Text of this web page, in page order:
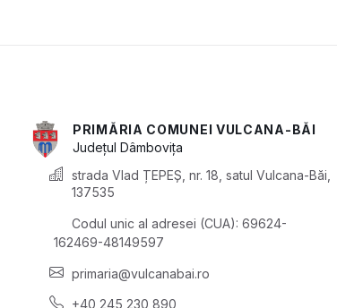
PRIMĂRIA COMUNEI VULCANA-BĂI
JudețulDâmbovița
strada Vlad ȚEPEȘ, nr. 18, satul Vulcana-Băi,
137535
Codul unic al adresei (CUA): 69624-
162469-48149597
primaria@vulcanabai.ro
+40 245 230 890